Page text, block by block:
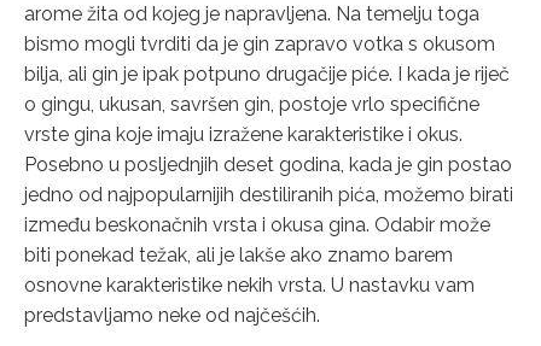
arome žita od kojeg je napravljena. Na temelju toga
bismo mogli tvrditi da je gin zapravo votka s okusom
bilja, ali gin je ipak potpuno drugačije piće. I kada je riječ
o gingu, ukusan, savršen gin, postoje vrlo specifične
vrste gina koje imaju izražene karakteristike i okus.
Posebno u posljednjih deset godina, kada je gin postao
jedno od najpopularnijih destiliranih pića, možemo birati
između beskonačnih vrsta i okusa gina. Odabir može
biti ponekad težak, ali je lakše ako znamo barem
osnovne karakteristike nekih vrsta. U nastavku vam
predstavljamo neke od najčešćih.